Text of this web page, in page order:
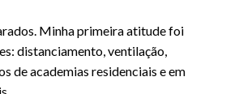
Minha primeira atitude foi
distanciamento, ventilação,
de academias residenciais e em